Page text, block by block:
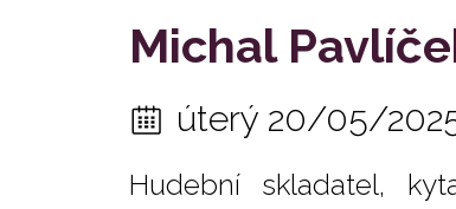
Michal
úterý 20/05/
Hudební skladatel,